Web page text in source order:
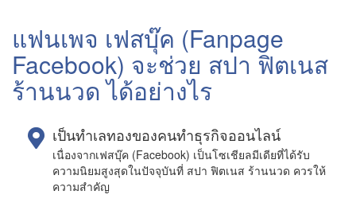
แฟนเพจ เฟสบุ๊ค (Fanpage
Facebook) จะช่วย สปา ฟิตเนส
ร้านนวด ได้อย่างไร
เป็นทำเลทองของคนทำธุรกิจออนไลน์
เนื่องจากเฟสบุ๊ค (Facebook) เป็นโซเชียลมีเดียที่ได้รับ
ความนิยมสูงสุดในปัจจุบันที่ สปา ฟิตเนส ร้านนวด ควรให้
ความสำคัญ